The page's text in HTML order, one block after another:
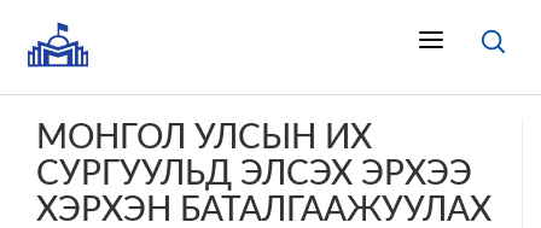
МОНГОЛ УЛСЫН ИХ
СУРГУУЛЬД ЭЛСЭХ ЭРХЭЭ
ХЭРХЭН БАТАЛГААЖУУЛАХ